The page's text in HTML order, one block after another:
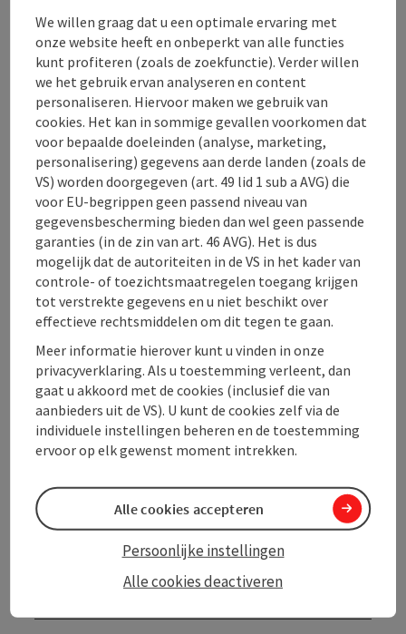
irgendein Vertragsverhältnis zu begründen.
Der Besucher der Homepage nimmt zur
Kenntnis, dass es sich um unverbindliche
Informationen handelt, durch deren
Inanspruchnahme bzw. Nutzung keinerlei
Vertragsverhältnis mit uns abgeschlossen
wird.
verder lezen
Contact
Openingstijden
Ligging
Inrichting
We willen graag dat u een optimale ervaring met
onze website heeft en onbeperkt van alle functies
kunt profiteren (zoals de zoekfunctie). Verder willen
we het gebruik ervan analyseren en content
personaliseren. Hiervoor maken we gebruik van
cookies. Het kan in sommige gevallen voorkomen dat
voor bepaalde doeleinden (analyse, marketing,
personalisering) gegevens aan derde landen (zoals de
VS) worden doorgegeven (art. 49 lid 1 sub a AVG) die
voor EU-begrippen geen passend niveau van
gegevensbescherming bieden dan wel geen passende
garanties (in de zin van art. 46 AVG). Het is dus
mogelijk dat de autoriteiten in de VS in het kader van
controle- of toezichtsmaatregelen toegang krijgen
tot verstrekte gegevens en u niet beschikt over
effectieve rechtsmiddelen om dit tegen te gaan.
Meer informatie hierover kunt u vinden in onze
privacyverklaring. Als u toestemming verleent, dan
gaat u akkoord met de cookies (inclusief die van
aanbieders uit de VS). U kunt de cookies zelf via de
individuele instellingen beheren en de toestemming
ervoor op elk gewenst moment intrekken.
Alle cookies deactiveren
Persoonlijke instellingen
Alle cookies accepteren